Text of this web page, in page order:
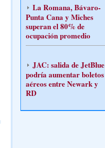
La Romana, Bávaro-
Punta Cana y Miches
superan el 80% de
ocupación promedio
JAC: salida de JetBlue
podría aumentar boletos
aéreos entre Newark y
RD